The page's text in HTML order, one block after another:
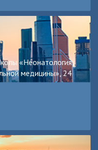
«Неонатология:
медицины», 24